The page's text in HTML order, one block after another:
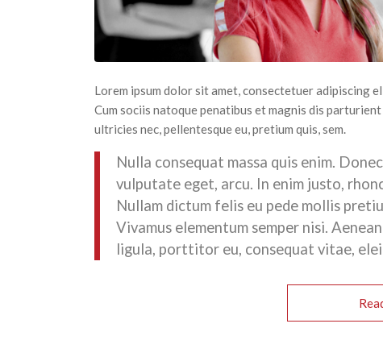
Lorem ipsum dolor sit amet, consectetuer adipiscing
Cum sociis natoque penatibus et magnis dis
ultricies nec, pellentesque eu, pretium quis, sem.
Nulla consequat massa quis enim.
vulputate eget, arcu. In enim justo,
Nullam dictum felis eu pede mollis
Vivamus elementum semper nisi.
ligula, porttitor eu, consequat vitae,